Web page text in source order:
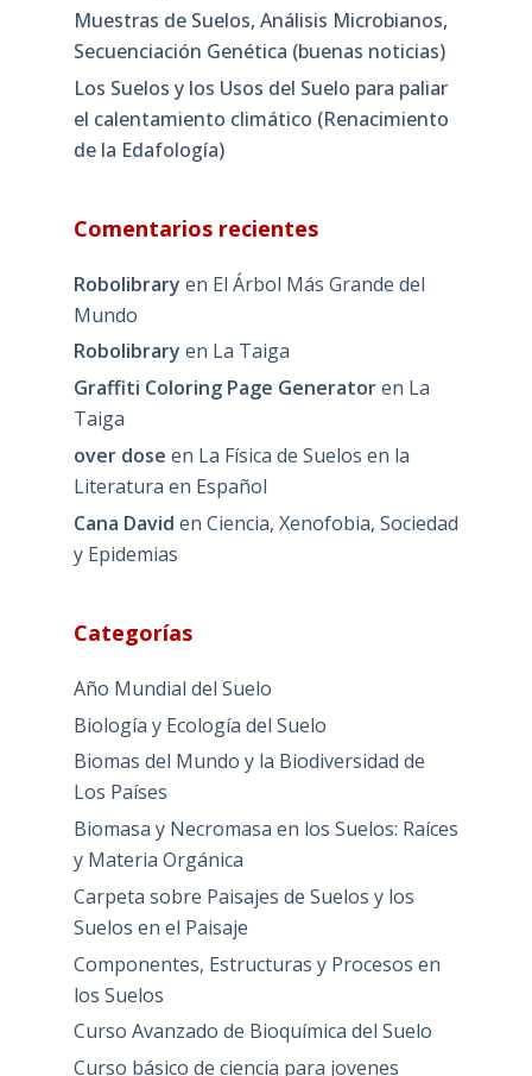
Muestras de Suelos, Análisis Microbianos,
Secuenciación Genética (buenas noticias)
Los Suelos y los Usos del Suelo para paliar
el calentamiento climático (Renacimiento
de la Edafología)
Comentarios recientes
Robolibrary en El Árbol Más Grande del
Mundo
Robolibrary en La Taiga
Graffiti Coloring Page Generatoren La
Taiga
over dose en La Física de Suelos en la
Literatura en Español
Cana David en Ciencia, Xenofobia, Sociedad
y Epidemias
Categorías
Año Mundial del Suelo
Biología y Ecología del Suelo
Biomas del Mundo y la Biodiversidad de
Los Países
Biomasa y Necromasa en los Suelos: Raíces
y Materia Orgánica
Carpeta sobre Paisajes de Suelos y los
Suelos en el Paisaje
Componentes, Estructuras y Procesos en
los Suelos
Curso Avanzado de Bioquímica del Suelo
Curso básico de ciencia para jovenes